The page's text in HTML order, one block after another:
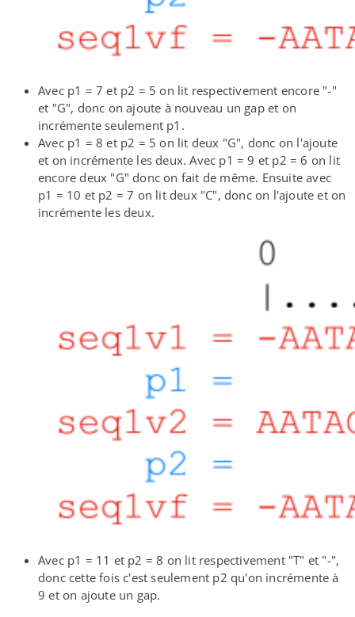
Avec p1 = 7 et p2 = 5 on lit respectivement encore "-"
et "G", donc on ajoute à nouveau un gap et on
incrémente seulement p1.
Avec p1 = 8 et p2 = 5 on lit deux "G", donc on l'ajoute
et on incrémente les deux. Avec p1 = 9 et p2 = 6 on lit
encore deux "G" donc on fait de même. Ensuite avec
p1 = 10 et p2 = 7 on lit deux "C", donc on l'ajoute et on
incrémente les deux.
Avec p1 = 11 et p2 = 8 on lit respectivement "T" et "-",
donc cette fois c'est seulement p2 qu'on incrémente à
9 et on ajoute un gap.